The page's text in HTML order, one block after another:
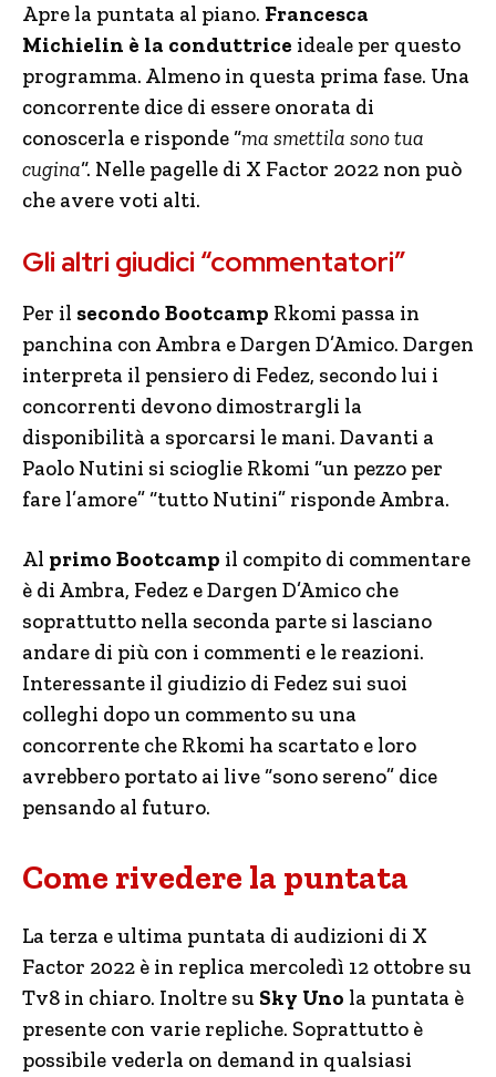
Apre la puntata al piano. Francesca
Michielin è la conduttrice ideale per questo
programma. Almeno in questa prima fase. Una
concorrente dice di essere onorata di
conoscerla e risponde “ma smettila sono tua
cugina“. Nelle pagelle di X Factor 2022 non può
che avere voti alti.
Gli altri giudici “commentatori”
Per il secondo Bootcamp Rkomi passa in
panchina con Ambra e Dargen D’Amico. Dargen
interpreta il pensiero di Fedez, secondo lui i
concorrenti devono dimostrargli la
disponibilità a sporcarsi le mani. Davanti a
Paolo Nutini si scioglie Rkomi “un pezzo per
fare l’amore” “tutto Nutini” risponde Ambra.
Al primo Bootcamp il compito di commentare
è di Ambra, Fedez e Dargen D’Amico che
soprattutto nella seconda parte si lasciano
andare di più con i commenti e le reazioni.
Interessante il giudizio di Fedez sui suoi
colleghi dopo un commento su una
concorrente che Rkomi ha scartato e loro
avrebbero portato ai live “sono sereno” dice
pensando al futuro.
Come rivedere la puntata
La terza e ultima puntata di audizioni di X
Factor 2022 è in replica mercoledì 12 ottobre su
Tv8 in chiaro. Inoltre su Sky Uno la puntata è
presente con varie repliche. Soprattutto è
possibile vederla on demand in qualsiasi